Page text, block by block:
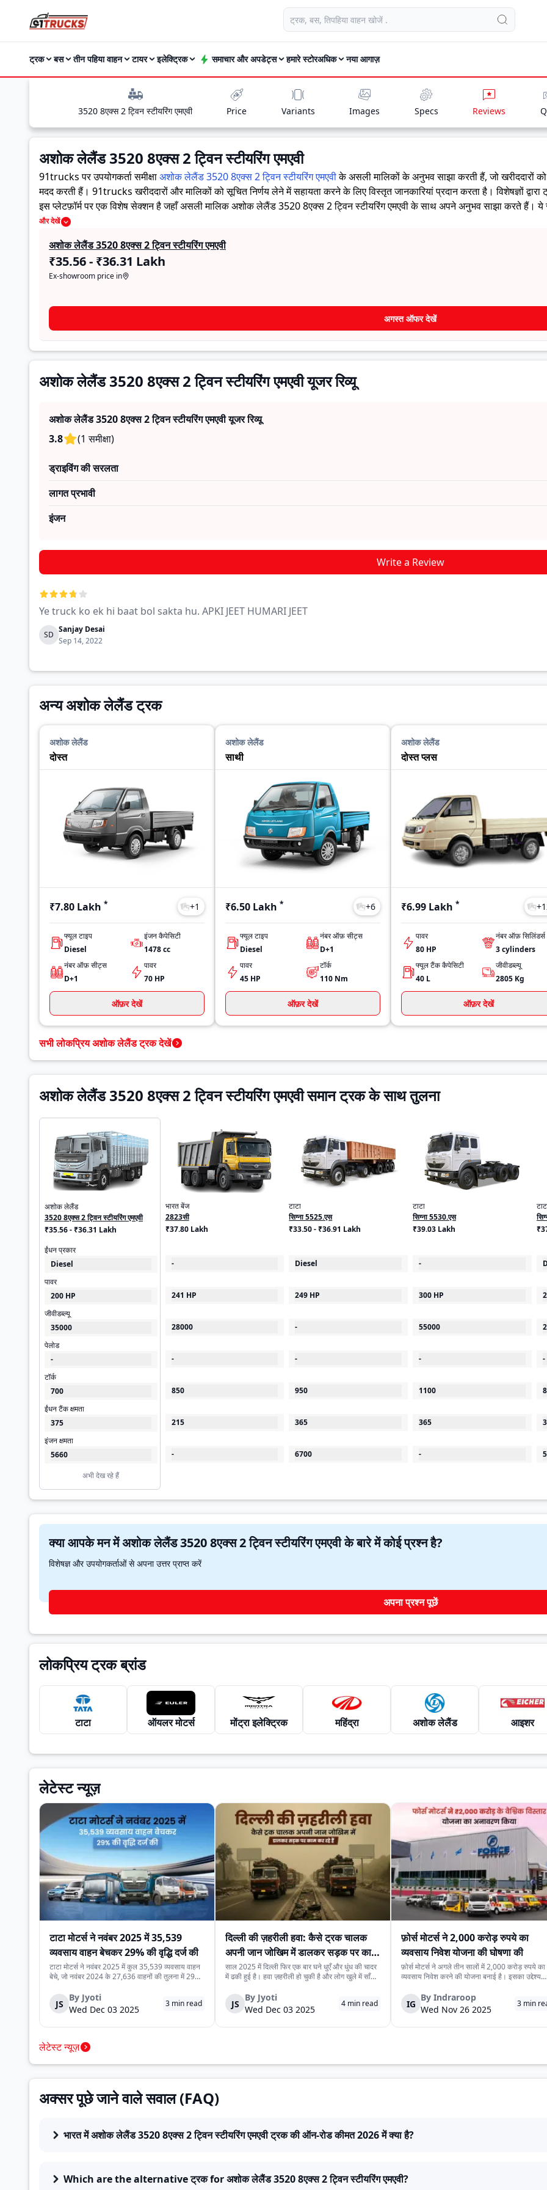
ट्रक बस तीन पहिया वाहन टायर इलेक्ट्रिक समाचार और अपडेट्स हमारे स्टोरअधिक नया आगाज़
3520 8एक्स 2 ट्विन स्टीयरिंग एमएवी Price Variants Images Specs Reviews
अशोक लेलैंड 3520 8एक्स 2 ट्विन स्टीयरिंग एमएवी
91trucks पर उपयोगकर्ता समीक्षाअशोक लेलैंड 3520 8एक्स 2 ट्विन स्टीयरिंग एमएवीके असली मालिकों के अनुभव साझा करती हैं, जो खरीददारों
मदद करती हैं। 91trucks खरीददारों और मालिकों को सूचित निर्णय लेने में सहायता करने के लिए विस्तृत जानकारियां प्रदान करता है। विशेषज्ञों
इस प्लेटफ़ॉर्म पर एक विशेष सेक्शन है जहाँ असली मालिक अशोक लेलैंड 3520 8एक्स 2 ट्विन स्टीयरिंग एमएवी के साथ अपने अनुभव साझा करते हैं। ये
व्यावहारिक जानकारी देते हैं, जिससे भविष्य के खरीदार यह तय कर सकते हैं कि क्या
और देखें
अशोक लेलैंड 3520 8एक्स 2 ट्विन स्टीयरिंग एमएवी
₹35.56 - ₹36.31 Lakh
Ex-showroom price in
अगस्त ऑफर देखें
अशोक लेलैंड 3520 8एक्स 2 ट्विन स्टीयरिंग एमएवी यूजर रिव्यू
अशोक लेलैंड 3520 8एक्स 2 ट्विन स्टीयरिंग एमएवीयूजर रिव्यू
3.8
(1 समीक्षा)
ड्राइविंग की सरलता
लागत प्रभावी
इंजन
Write a Review
Ye truck ko ek hi baat bol sakta hu. APKI JEET HUMARI JEET
SD
Sanjay Desai
Sep 14, 2022
अन्य अशोक लेलैंड ट्रक
अशोक लेलैंड
दोस्त
₹7.80 Lakh * +1
फ्यूल टाइप
Diesel
इंजन कैपेसिटी
1478cc
नंबर ऑफ़ सीट्स
D+1
पावर
70 HP
ऑफ़र देखें
अशोक लेलैंड
साथी
₹6.50 Lakh * +6
फ्यूल टाइप
Diesel
नंबर ऑफ़ सीट्स
D+1
पावर
45 HP
टॉर्क
110 Nm
ऑफ़र देखें
अशोक लेलैंड
दोस्त प्लस
₹6.99 Lakh * +
पावर
80 HP
नंबर ऑफ़ सिलिंडर्स
3cylinders
फ्यूल टैंक कैपेसिटी
40 L
जीवीडब्ल्यू
2805 Kg
ऑफ़र देखें
सभी लोकप्रिय अशोक लेलैंड ट्रक देखें
अशोक लेलैंड 3520 8एक्स 2 ट्विन स्टीयरिंग एमएवी समान ट्रक के साथ तुलना
अशोक लेलैंड
3520 8एक्स 2 ट्विन स्टीयरिंग एमएवी
₹35.56 - ₹36.31 Lakh
ईंधन प्रकार
Diesel
पावर
200 HP
जीवीडब्ल्यू
35000
पेलोड
-
टॉर्क
700
ईंधन टैंक क्षमता
375
इंजन क्षमता
5660
अभी देख रहे हैं
भारत बेंज
2823सी
₹37.80 Lakh
-
241 HP
28000
-
850
215
-
टाटा
सिग्ना 5525.एस
₹33.50 - ₹36.91 Lakh
Diesel
249 HP
-
-
950
365
6700
टाटा
सिग्ना 5530.एस
₹39.03 Lakh
-
300 HP
55000
-
1100
365
-
-
क्या आपके मन में अशोक लेलैंड 3520 8एक्स 2 ट्विन स्टीयरिंग एमएवी के बारे में कोई प्रश्न है?
विशेषज्ञ और उपयोगकर्ताओं से अपना उत्तर प्राप्त करें
अपना प्रश्न पूछें
लोकप्रिय ट्रक ब्रांड
टाटा ऑयलर मोटर्स मोंट्रा इलेक्ट्रिक महिंद्रा अशोक लेलैंड आइशर
लेटेस्ट न्यूज़
टाटा मोटर्स ने नवंबर 2025 में 35,539
व्यवसाय वाहन बेचकर 29% की वृद्धि दर्ज की
टाटा मोटर्स ने नवंबर 2025 में कुल 35,539 व्यवसाय वाहन
बेचे, जो नवंबर 2024 के 27,636 वाहनों की तुलना में 29%
कंपनी की विविध व्यवसाय वाहन श्रृंखला को दर्शाती है। घरेलू
बिक्री 32,753 वाहन रह...
JS
By Jyoti
Wed Dec 03 2025
3 min read
दिल्ली की ज़हरीली हवा: कैसे ट्रक चालक
अपनी जान जोखिम में डालकर सड़क पर काम
कर रहे हैं
साल 2025 में दिल्ली फिर एक बार घने धुएँ और धुंध की चादर
में ढकी हुई है। हवा ज़हरीली हो चुकी है और लोग खुले में साँस
रोज़ाना सड़क पर उतरते हैं। उनका काम रुक नहीं सकता,
क्योंकि दिल्ली की रोज़मर्रा...
JS
By Jyoti
Wed Dec 03 2025
4 min read
फ़ोर्स मोटर्स ने 2,000 करोड़ रुपये का
व्यवसाय निवेश योजना की घोषणा की
फ़ोर्स मोटर्स ने अगले तीन सालों में 2,000 करोड़ रुपये का
व्यवसाय निवेश करने की योजना बनाई है। इसका उद्देश्य
को मजबूत करना है।कंपनी, जो लगातार दो तिमाहियों से ऋण
मुक्त है, इस धनराशि का इस्तेमा...
IG
By Indraroop
Wed Nov 26 2025
3 min
लेटेस्ट न्यूज़
अक्सर पूछे जाने वाले सवाल (FAQ)
भारत में अशोक लेलैंड 3520 8एक्स 2 ट्विन स्टीयरिंग एमएवी ट्रक की ऑन-रोड कीमत 2026 में क्या है?
Which are the alternative ट्रक for अशोक लेलैंड 3520 8एक्स 2 ट्विन स्टीयरिंग एमएवी?